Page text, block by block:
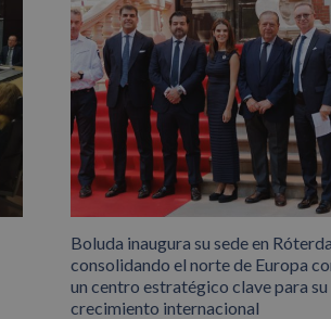
Boluda inaugura su sede en
consolidando el norte de Europa
un centro estratégico clave para su
crecimiento internacional